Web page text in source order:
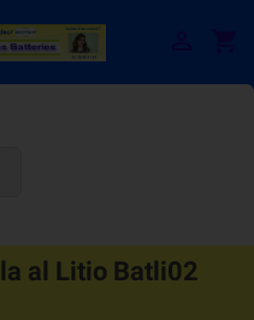
al Litio Batli02